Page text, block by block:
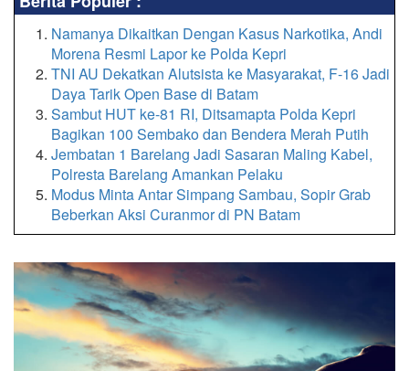
Namanya Dikaitkan Dengan Kasus Narkotika, Andi
Morena Resmi Lapor ke Polda Kepri
TNI AU Dekatkan Alutsista ke Masyarakat, F-16 Jadi
Daya Tarik Open Base di Batam
Sambut HUT ke-81 RI, Ditsamapta Polda Kepri
Bagikan 100 Sembako dan Bendera Merah Putih
Jembatan 1 Barelang Jadi Sasaran Maling Kabel,
Polresta Barelang Amankan Pelaku
Modus Minta Antar Simpang Sambau, Sopir Grab
Beberkan Aksi Curanmor di PN Batam